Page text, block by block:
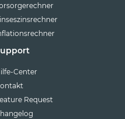
Center
Request